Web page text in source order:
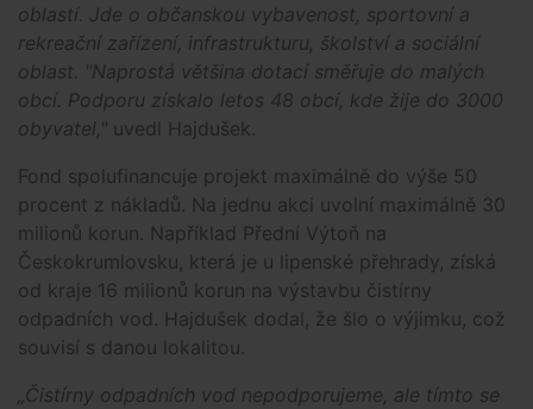
oblastí. Jde o občanskou vybavenost, sportovní a
rekreační zařízení, infrastrukturu, školství a sociální
oblast. "Naprostá většina dotací směřuje do malých
obcí. Podporu získalo letos 48 obcí, kde žije do 3000
obyvatel," uvedl Hajdušek.
Fond spolufinancuje projekt maximálně do výše 50
procent z nákladů. Na jednu akci uvolní maximálně 30
milionů korun. Například Přední Výtoň na
Českokrumlovsku, která je u lipenské přehrady, získá
od kraje 16 milionů korun na výstavbu čistírny
odpadních vod. Hajdušek dodal, že šlo o výjimku, což
souvisí s danou lokalitou.
„Čistírny odpadních vod nepodporujeme, ale tímto se